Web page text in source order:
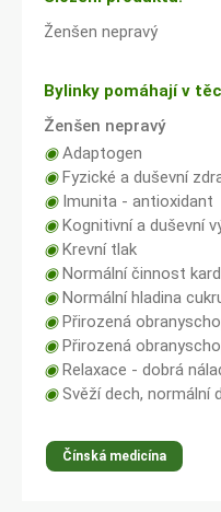
Ženšen nepravý
Bylinky pomáhají v
Ženšen nepravý
◉Adaptogen
◉Fyzické a duševní
◉Imunita - antioxidant
◉Kognitivní a duševní
◉Krevní tlak
◉Normální činnost
◉Normální hladina
◉Přirozená
◉Přirozená
◉Relaxace - dobrá
◉Svěží dech, normální
Čínská medicína